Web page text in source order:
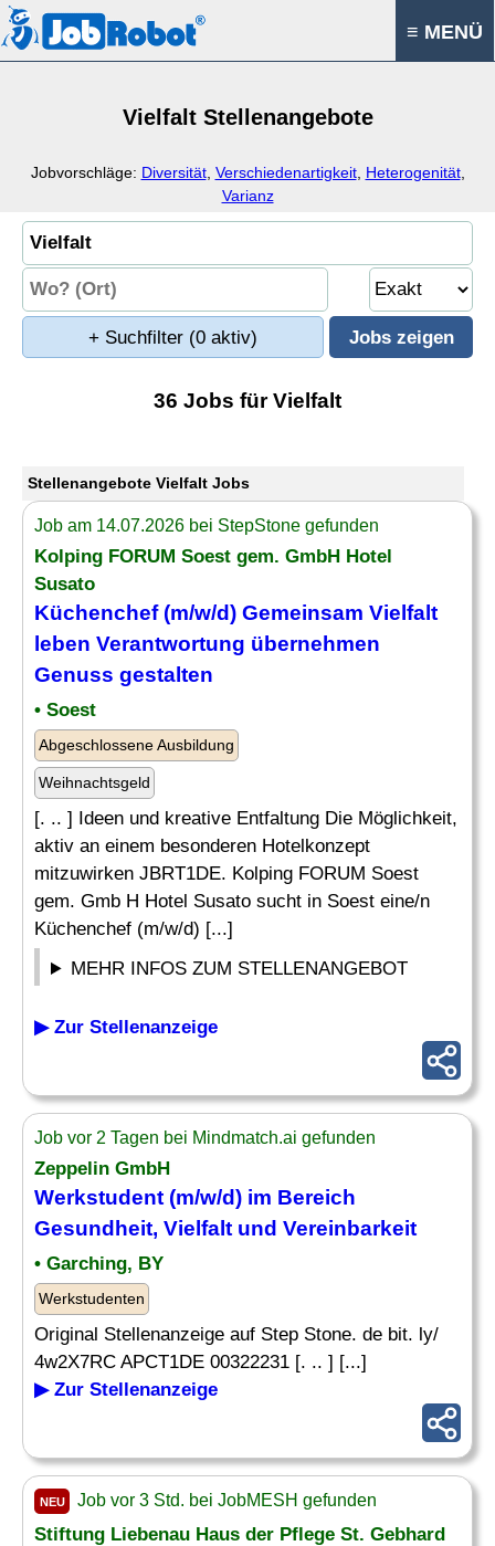
≡ MENÜ
Vielfalt Stellenangebote
Jobvorschläge: Diversität, Verschiedenartigkeit, Heterogenität,
Varianz
+ Suchfilter (0 aktiv)
36 Jobs für Vielfalt
Stellenangebote Vielfalt Jobs
Job am 14.07.2026 bei StepStone gefunden
Kolping FORUM Soest gem. GmbH Hotel
Susato
Küchenchef (m/w/d) Gemeinsam Vielfalt
leben Verantwortung übernehmen
Genuss gestalten
• Soest
Abgeschlossene Ausbildung
Weihnachtsgeld
[. .. ] Ideen und kreative Entfaltung Die Möglichkeit,
aktiv an einem besonderen Hotelkonzept
mitzuwirken JBRT1DE. Kolping FORUM Soest
gem. Gmb H Hotel Susato sucht in Soest eine/n
Küchenchef (m/w/d) [...]
MEHR INFOS ZUM STELLENANGEBOT
▶ Zur Stellenanzeige
Job vor 2 Tagen bei Mindmatch.ai gefunden
Zeppelin GmbH
Werkstudent (m/w/d) im Bereich
Gesundheit, Vielfalt und Vereinbarkeit
• Garching, BY
Werkstudenten
Original Stellenanzeige auf Step Stone. de bit. ly/
4w2X7RC APCT1DE 00322231 [. .. ] [...]
▶ Zur Stellenanzeige
NEU Job vor 3 Std. bei JobMESH gefunden
Stiftung Liebenau Haus der Pflege St. Gebhard